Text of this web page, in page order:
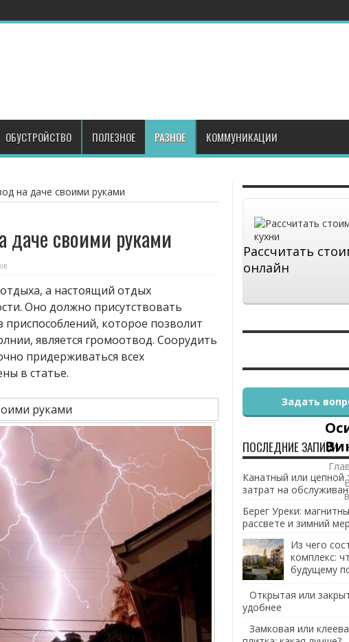
ОБУСТРОЙСТВО ПОЛЕЗНОЕ РАЗНОЕ КОММУНИКАЦИИ
на даче своими руками
даче своими руками
а настоящий отдых
Оно должно присутствовать
которое позволит
является громоотвод. Соорудить
придерживаться всех
в статье.
Рассчитать
онлайн
Задать
ПОСЛЕДНИЕ ЗАПИСИ
Канатный или цепной
затрат на
Берег Уреки:
рассвете и зимний
Из чего
комплекс:
будущему
Открытая или
удобнее
Замковая или